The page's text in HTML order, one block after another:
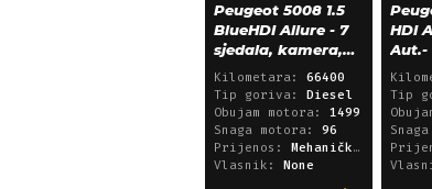
Peugeot 5008 1.5
BlueHDI Allure - 7
sjedala, kamera,
alu 18, 66.000 km
Kilometara: 66400
Tip goriva:
Diesel
Obujam motora: 1499
Snaga motora: 96
Prijenos:
Mehanički mjenjač
Vlasnik:
None
HDI
Aut.-
Tip